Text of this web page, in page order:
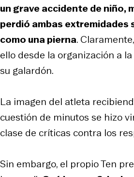
un grave accidente de niño,
perdió ambas extremidades
como una pierna.
ello desde la organización a
su galardón.
La imagen del atleta
cuestión de minutos se hizo
clase de críticas contra los
Sin embargo, el propio Ten